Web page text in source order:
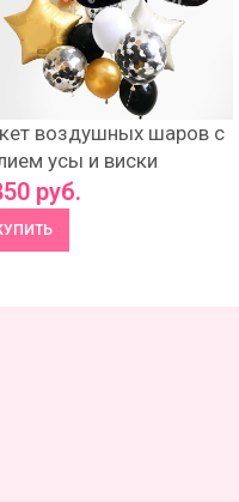
воздушных шаров с
усы и виски
руб.